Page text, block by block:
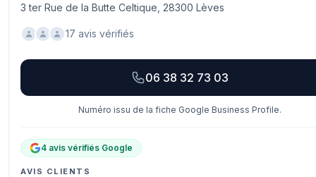
3 ter Rue de la Butte Celtique, 28300 Lèves
17 avis vérifiés
06 38 32 73 03
Numéro issu de la fiche Google Business Profile.
4 avis vérifiés Google
AVIS CLIENTS